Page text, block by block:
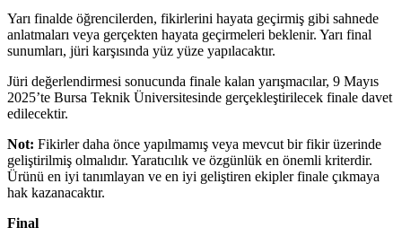
Yarı finalde öğrencilerden, fikirlerini hayata geçirmiş gibi sahnede
anlatmaları veya gerçekten hayata geçirmeleri beklenir. Yarı final
sunumları, jüri karşısında yüz yüze yapılacaktır.
Jüri değerlendirmesi sonucunda finale kalan yarışmacılar, 9 Mayıs
2025’te Bursa Teknik Üniversitesinde gerçekleştirilecek finale davet
edilecektir.
Not: Fikirler daha önce yapılmamış veya mevcut bir fikir üzerinde
geliştirilmiş olmalıdır. Yaratıcılık ve özgünlük en önemli kriterdir.
Ürünü en iyi tanımlayan ve en iyi geliştiren ekipler finale çıkmaya
hak kazanacaktır.
Final